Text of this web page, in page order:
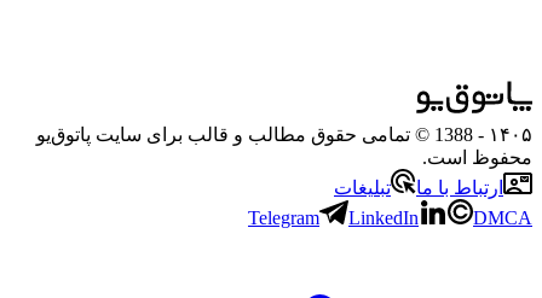
۱۴۰۵
- 1388 © تمامی حقوق مطالب و قالب برای سایت پاتوق‌یو
محفوظ است.
ارتباط با ما
تبلیغات
Telegram
LinkedIn DMCA